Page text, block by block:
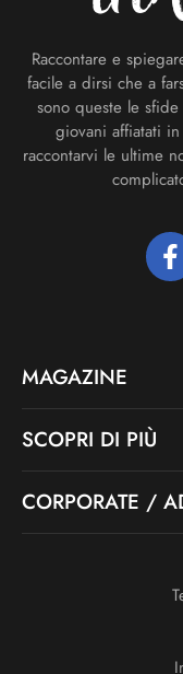
Raccontare e
facile a dirsi che a
sono queste le
giovani affiatati
raccontarvi le ultime
MAGAZINE
SCOPRI DI PIÙ
CORPORATE /